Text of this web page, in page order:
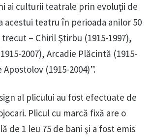
ai culturii teatrale prin evoluţii de
acestui teatru în perioada anilor 50
trecut – Chiril Ştirbu (1915-1997),
2007), Arcadie Plăcintă (1915-
Apostolov (1915-2004)”.
al plicului au fost efectuate de
Plicul cu marcă fixă are o
de 1 leu 75 de bani şi a fost emis